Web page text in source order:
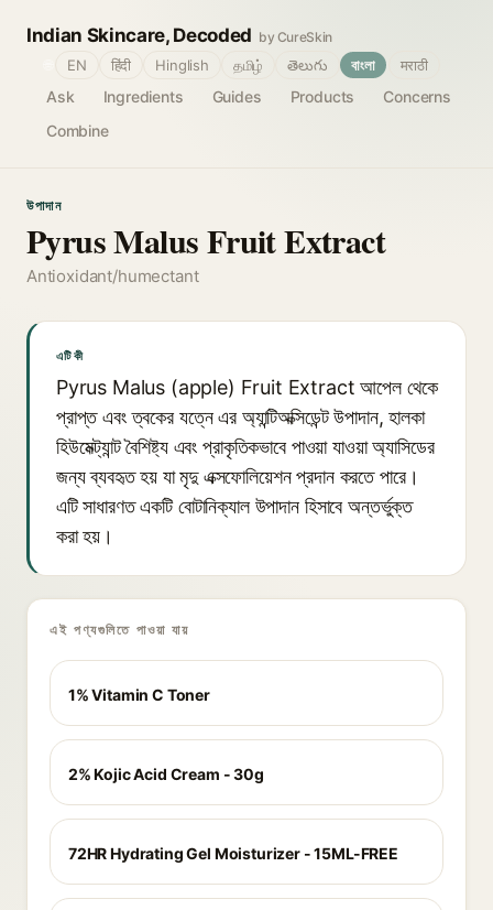
Indian Skincare, Decoded by CureSkin
Ask Ingredients Guides Products
Concerns
Combine
EN हिंदी Hinglish தமிழ் తెలుగు বাংলা मराठी
উপাদান
Pyrus Malus Fruit Extract
Antioxidant/humectant
এটি কী
Pyrus Malus (apple) Fruit Extract আপেল থেকে
প্রাপ্ত এবং ত্বকের যত্নে এর অ্যান্টিঅক্সিডেন্ট উপাদান, হালকা
হিউমেক্ট্যান্ট বৈশিষ্ট্য এবং প্রাকৃতিকভাবে পাওয়া যাওয়া অ্যাসিডের
জন্য ব্যবহৃত হয় যা মৃদু এক্সফোলিয়েশন প্রদান করতে পারে।
এটি সাধারণত একটি বোটানিক্যাল উপাদান হিসাবে অন্তর্ভুক্ত
করা হয়।
এই পণ্যগুলিতে পাওয়া যায়
1% Vitamin C Toner
2% Kojic Acid Cream - 30g
72HR Hydrating Gel Moisturizer - 15ML-FREE